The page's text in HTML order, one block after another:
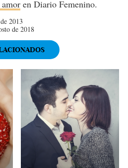
amoren Diario Femenino.
2013
de 2018